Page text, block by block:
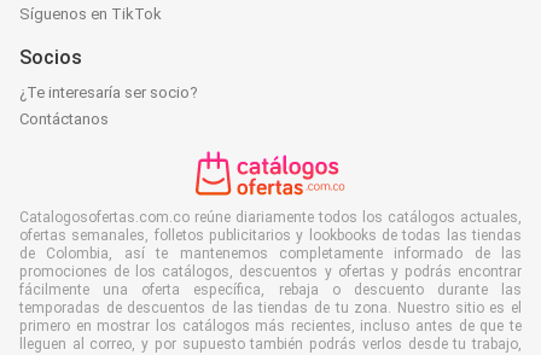
Síguenos en TikTok
Socios
¿Te interesaría ser socio?
Contáctanos
Catalogosofertas.com.co reúne diariamente todos los catálogos actuales,
ofertas semanales, folletos publicitarios y lookbooks de todas las tiendas
de Colombia, así te mantenemos completamente informado de las
promociones de los catálogos, descuentos y ofertas y podrás encontrar
fácilmente una oferta específica, rebaja o descuento durante las
temporadas de descuentos de las tiendas de tu zona. Nuestro sitio es el
primero en mostrar los catálogos más recientes, incluso antes de que te
lleguen al correo, y por supuesto también podrás verlos desde tu trabajo,